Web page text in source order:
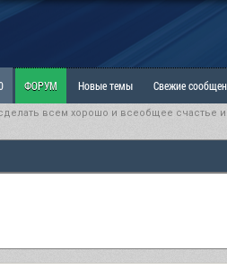
ФОРУМ Новые темы Свежие
РАЗДЕЛ: Мы и Женщины РАЗДЕЛ:
всем хорошо и всеобщее счастье